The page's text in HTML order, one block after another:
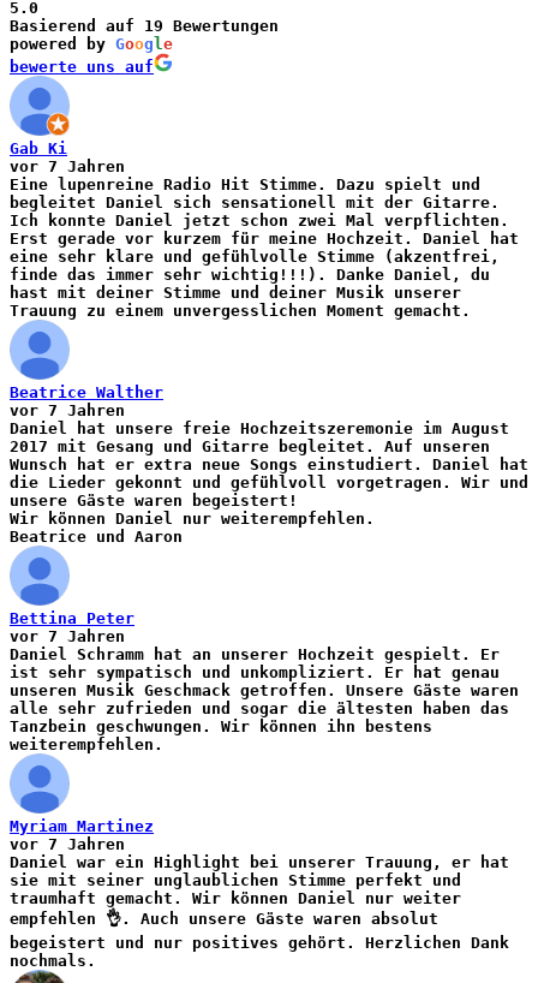
5.0
Basierend auf 19 Bewertungen
powered by Goog l e
bewerte uns auf
Gab Ki
vor 7 Jahren
Eine lupenreine Radio Hit Stimme. Dazu spielt und
begleitet Daniel sich sensationell mit der Gitarre.
Ich konnte Daniel jetzt schon zwei Mal verpflichten.
Erst gerade vor kurzem für meine Hochzeit. Daniel hat
eine sehr klare und gefühlvolle Stimme (akzentfrei,
finde das immer sehr wichtig!!!). Danke Daniel, du
hast mit deiner Stimme und deiner Musik unserer
Trauung zu einem unvergesslichen Moment gemacht.
Beatrice Walther
vor 7 Jahren
Daniel hat unsere freie Hochzeitszeremonie im August
2017 mit Gesang und Gitarre begleitet. Auf unseren
Wunsch hat er extra neue Songs einstudiert. Daniel hat
die Lieder gekonnt und gefühlvoll vorgetragen. Wir und
unsere Gäste waren begeistert!
Wir können Daniel nur weiterempfehlen.
Beatrice und Aaron
Bettina Peter
vor 7 Jahren
Daniel Schramm hat an unserer Hochzeit gespielt. Er
ist sehr sympatisch und unkompliziert. Er hat genau
unseren Musik Geschmack getroffen. Unsere Gäste waren
alle sehr zufrieden und sogar die ältesten haben das
Tanzbein geschwungen. Wir können ihn bestens
weiterempfehlen.
Myriam Martinez
vor 7 Jahren
Daniel war ein Highlight bei unserer Trauung, er hat
sie mit seiner unglaublichen Stimme perfekt und
traumhaft gemacht. Wir können Daniel nur weiter
empfehlen 👌. Auch unsere Gäste waren absolut
begeistert und nur positives gehört. Herzlichen Dank
nochmals.